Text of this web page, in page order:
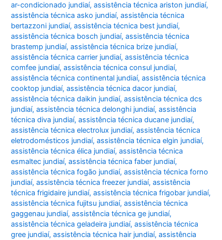
ar-condicionado jundiaí,assistência técnica ariston jundiaí,
assistência técnica asko jundiaí,assistência técnica
bertazzoni jundiaí,assistência técnica best jundiaí,
assistência técnica bosch jundiaí,assistência técnica
brastemp jundiaí,assistência técnica brize jundiaí,
assistência técnica carrier jundiaí,assistência técnica
comfee jundiaí,assistência técnica consul jundiaí,
assistência técnica continental jundiaí,assistência técnica
cooktop jundiaí,assistência técnica dacor jundiaí,
assistência técnica daikin jundiaí,assistência técnica dcs
jundiaí,assistência técnica delonghi jundiaí,assistência
técnica diva jundiaí,assistência técnica ducane jundiaí,
assistência técnica electrolux jundiaí,assistência técnica
eletrodomésticos jundiaí,assistência técnica elgin jundiaí,
assistência técnica élica jundiaí,assistência técnica
esmaltec jundiaí,assistência técnica faber jundiaí,
assistência técnica fogão jundiaí,assistência técnica forno
jundiaí,assistência técnica freezer jundiaí,assistência
técnica frigidaire jundiaí,assistência técnica frigobar jundiaí,
assistência técnica fujitsu jundiaí,assistência técnica
gaggenau jundiaí,assistência técnica ge jundiaí,
assistência técnica geladeira jundiaí,assistência técnica
gree jundiaí,assistência técnica hair jundiaí,assistência